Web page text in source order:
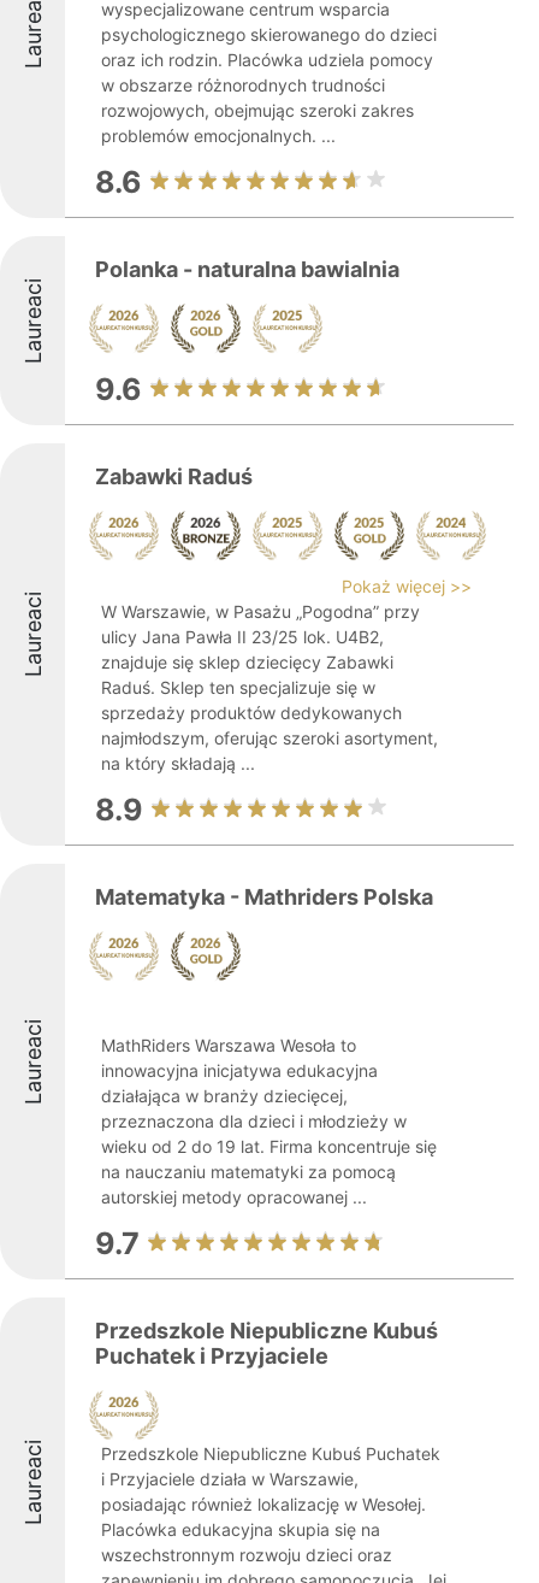
Laureaci
wyspecjalizowane centrum wsparcia
psychologicznego skierowanego do dzieci
oraz ich rodzin. Placówka udziela pomocy
w obszarze różnorodnych trudności
rozwojowych, obejmując szeroki zakres
problemów emocjonalnych. ...
8.6
Laureaci
Polanka - naturalna bawialnia
9.6
Laureaci
Zabawki Raduś
Pokaż więcej >>
W Warszawie, w Pasażu „Pogodna” przy
ulicy Jana Pawła II 23/25 lok. U4B2,
znajduje się sklep dziecięcy Zabawki
Raduś. Sklep ten specjalizuje się w
sprzedaży produktów dedykowanych
najmłodszym, oferując szeroki asortyment,
na który składają ...
8.9
Laureaci
Matematyka - Mathriders Polska
MathRiders Warszawa Wesoła to
innowacyjna inicjatywa edukacyjna
działająca w branży dziecięcej,
przeznaczona dla dzieci i młodzieży w
wieku od 2 do 19 lat. Firma koncentruje się
na nauczaniu matematyki za pomocą
autorskiej metody opracowanej ...
9.7
Laureaci
Przedszkole Niepubliczne Kubuś
Puchatek i Przyjaciele
Przedszkole Niepubliczne Kubuś Puchatek
i Przyjaciele działa w Warszawie,
posiadając również lokalizację w Wesołej.
Placówka edukacyjna skupia się na
wszechstronnym rozwoju dzieci oraz